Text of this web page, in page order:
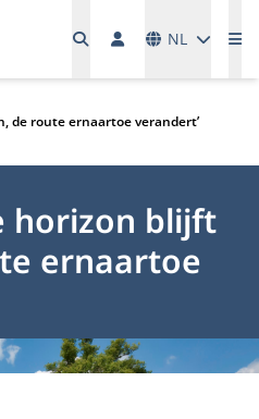
NL
de route ernaartoe verandert’
horizon blijft
ernaartoe